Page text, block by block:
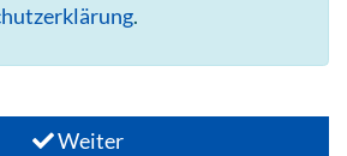
.
Weiter